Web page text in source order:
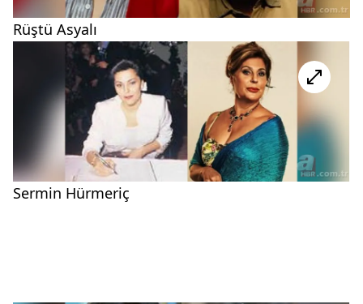
Rüştü Asyalı
Sermin Hürmeriç